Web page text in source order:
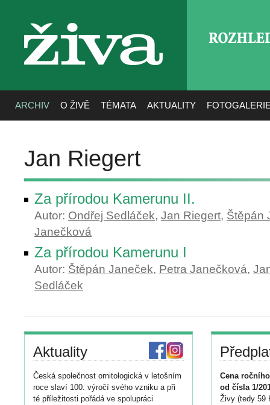
živa
ARCHIV O ŽIVĚ TÉMATA AKTUALITY
Jan Riegert
Za přírodou Kamerunu II.
Autor: Ondřej Sedláček, Jan Riegert, Štěpán
Janečková
Za přírodou Kamerunu I
Autor: Štěpán Janeček, Petra Janečková,
Sedláček
Aktuality
Česká společnost ornitologická v letošním
roce slaví 100. výročí svého vzniku a při
té příležitosti pořádá ve spolupráci
Cena
od čísla 1/
Živy (tedy 59